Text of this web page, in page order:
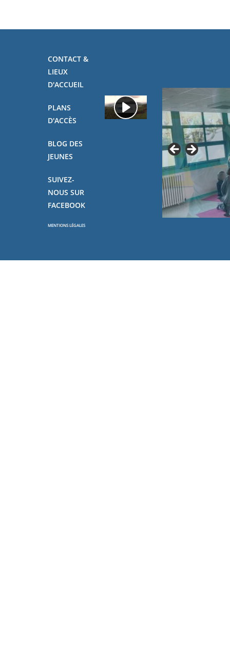
CONTACT &
LIEUX
D'ACCUEIL
PLANS
D'ACCÈS
BLOG DES
JEUNES
SUIVEZ-
NOUS SUR
FACEBOOK
MENTIONS LÉGALES